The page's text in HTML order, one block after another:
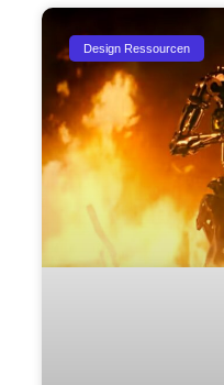
Design Ressourcen